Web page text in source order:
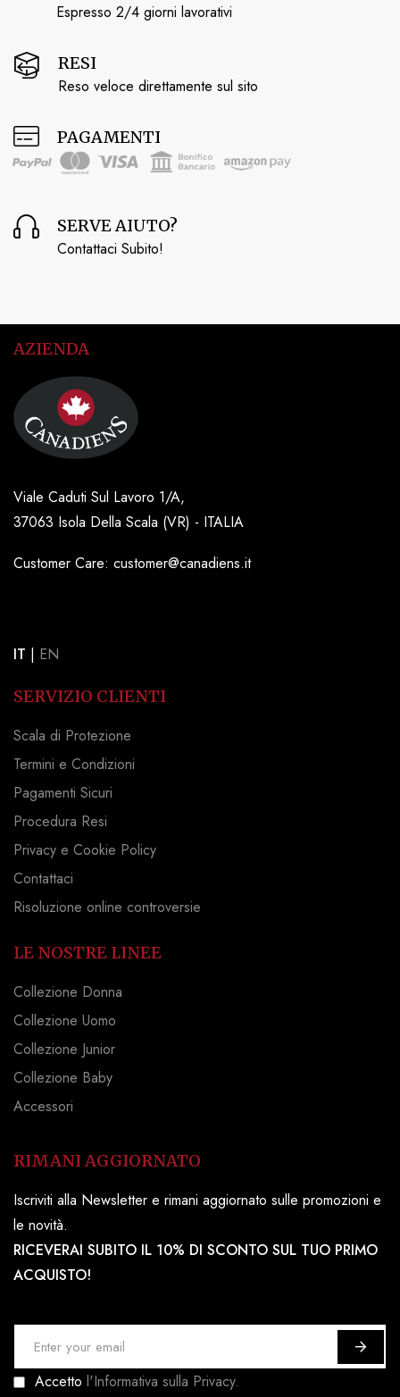
Espresso 2/4 giorni lavorativi
RESI
Reso veloce direttamente sul sito
PAGAMENTI
SERVE AIUTO?
Contattaci Subito!
AZIENDA
Viale Caduti Sul Lavoro 1/A,
37063 Isola Della Scala (VR) - ITALIA
Customer Care: customer@canadiens.it
IT | EN
SERVIZIO CLIENTI
Scala di Protezione
Termini e Condizioni
Pagamenti Sicuri
Procedura Resi
Privacy e Cookie Policy
Contattaci
Risoluzione online controversie
LE NOSTRE LINEE
Collezione Donna
Collezione Uomo
Collezione Junior
Collezione Baby
Accessori
RIMANI AGGIORNATO
Iscriviti alla Newsletter e rimani aggiornato sulle promozioni e
le novità.
RICEVERAI SUBITO IL 10% DI SCONTO SUL TUO PRIMO
ACQUISTO!
c
Accetto l'Informativa sulla Privacy.